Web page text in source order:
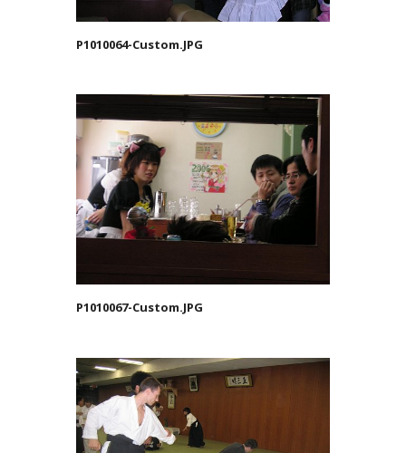
P1010064-Custom.JPG
P1010067-Custom.JPG